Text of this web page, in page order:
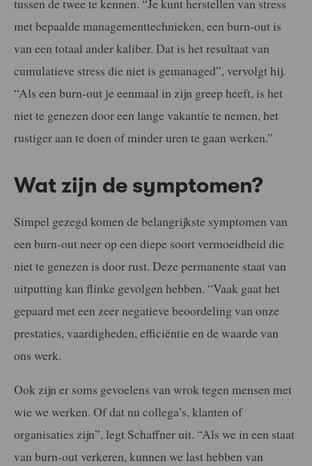
met bepaalde managementtechnieken, een burn-out is
van een totaal ander kaliber. Dat is het resultaat van
cumulatieve stress die niet is gemanaged”, vervolgt hij.
“Als een burn-out je eenmaal in zijn greep heeft, is het
niet te genezen door een lange vakantie te nemen, het
rustiger aan te doen of minder uren te gaan werken.”
Wat zijn de symptomen?
Simpel gezegd komen de belangrijkste symptomen van
een burn-out neer op een diepe soort vermoeidheid die
niet te genezen is door rust. Deze permanente staat van
uitputting kan flinke gevolgen hebben. “Vaak gaat het
gepaard met een zeer negatieve beoordeling van onze
prestaties, vaardigheden, efficiëntie en de waarde van
ons werk.
Ook zijn er soms gevoelens van wrok tegen mensen met
wie we werken. Of dat nu collega’s, klanten of
organisaties zijn”, legt Schaffner uit. “Als we in een staat
van burn-out verkeren, kunnen we last hebben van